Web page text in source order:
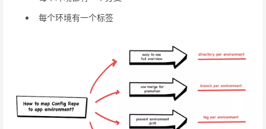
每个环境有一个标签